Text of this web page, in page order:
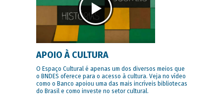
APOIO À CULTURA
O Espaço Cultural é apenas um dos diversos meios que
o BNDES oferece para o acesso à cultura. Veja no vídeo
como o Banco apoiou uma das mais incríveis bibliotecas
do Brasil e como investe no setor cultural.